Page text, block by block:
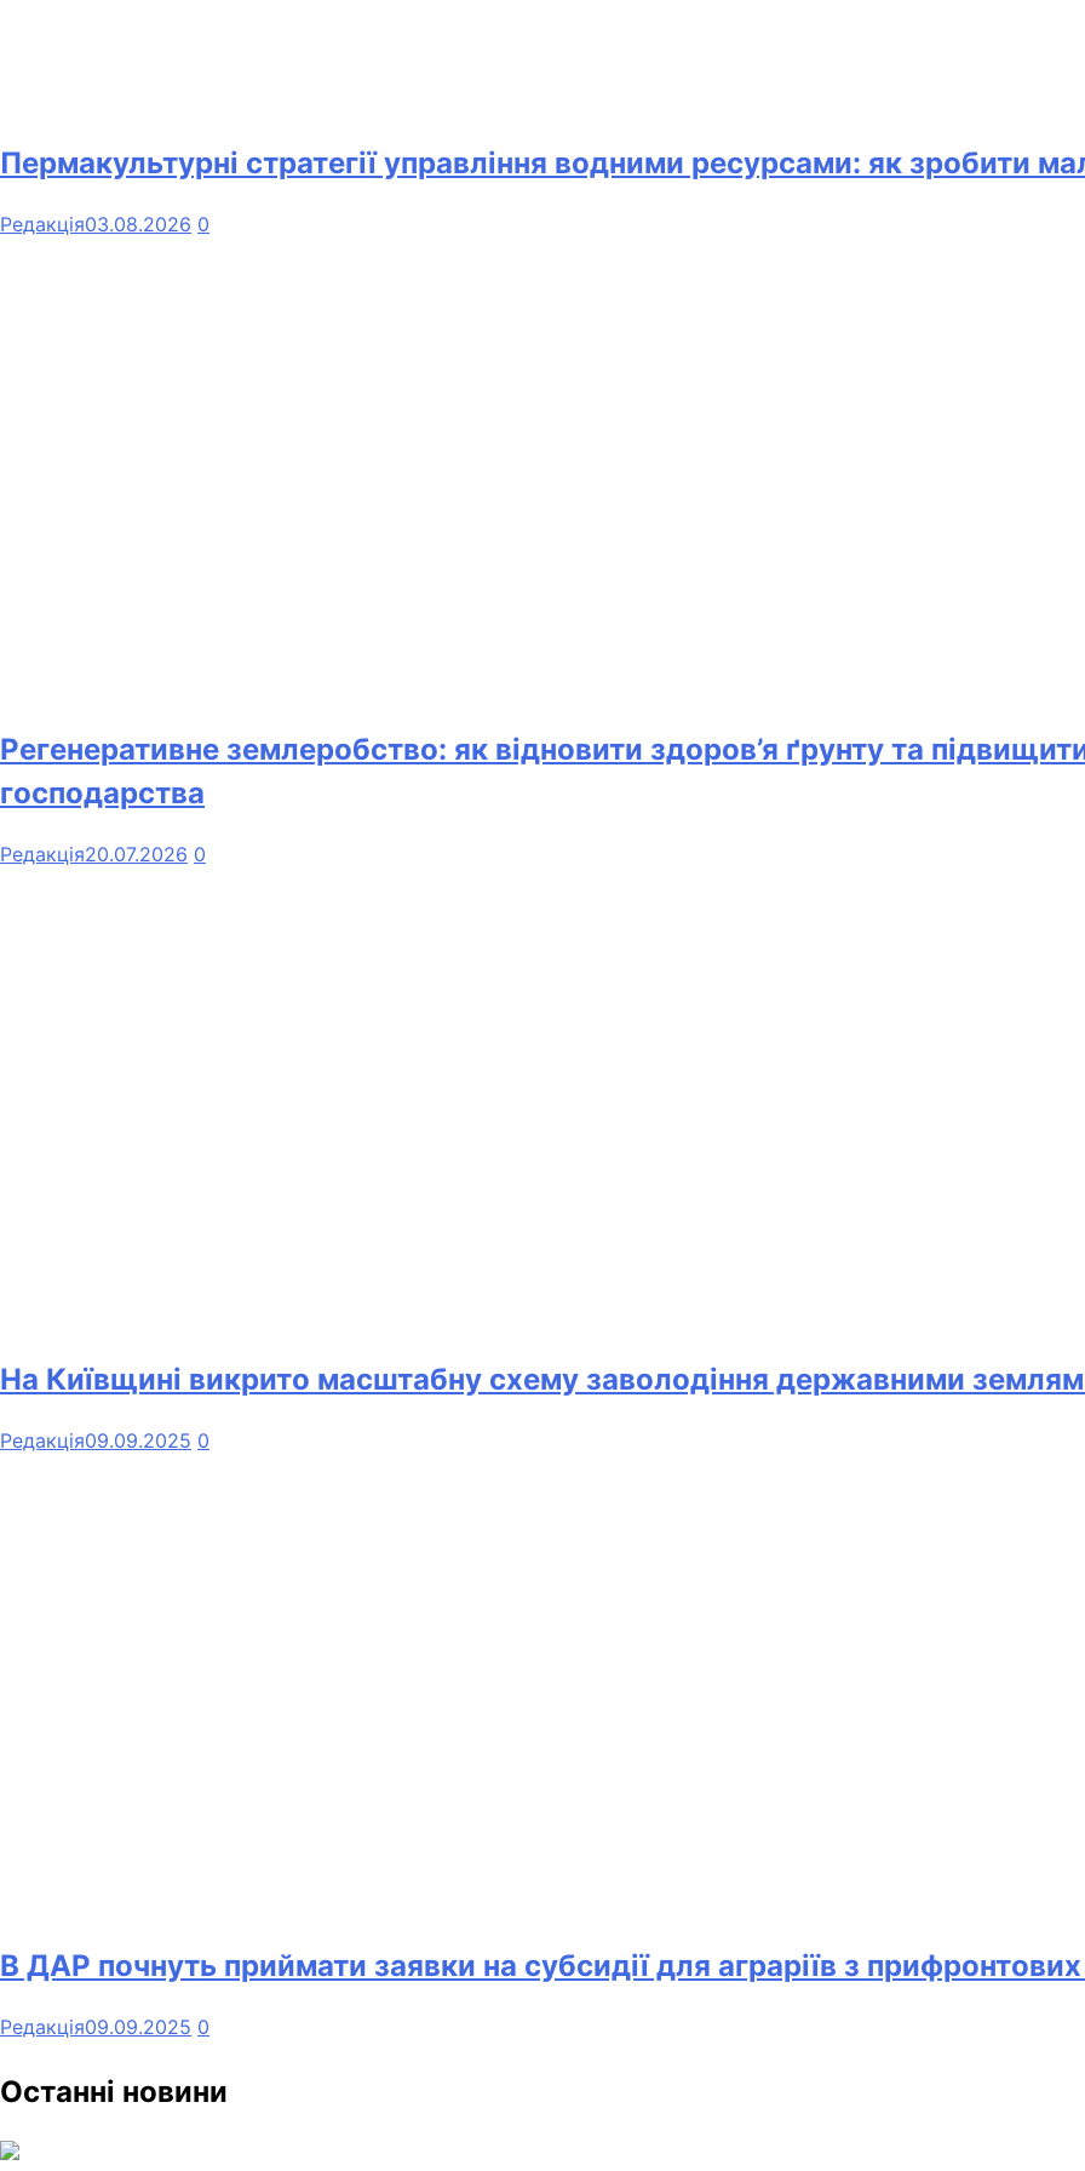
Пермакультурні стратегії управління водними ресурсами: як зробити
Редакція03.08.2026 0
Регенеративне землеробство: як відновити здоров’я ґрунту та
господарства
Редакція20.07.2026 0
На Київщині викрито масштабну схему заволодіння державними
Редакція09.09.2025 0
В ДАР почнуть приймати заявки на субсидії для аграріїв з
Редакція09.09.2025 0
Останні новини